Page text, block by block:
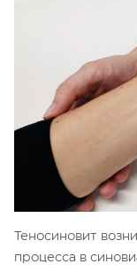
Теносиновит
процесса в